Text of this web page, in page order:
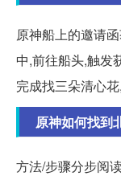
原神船上的邀请
中,前往船头,触发
完成找三朵清心
原神如何找到
方法/步骤分步阅